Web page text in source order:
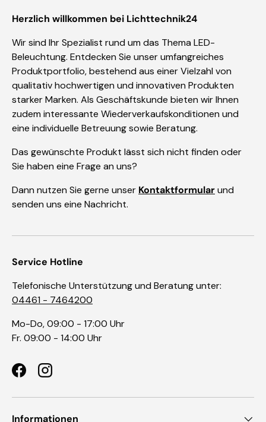
Herzlich willkommen bei Lichttechnik24
Wir sind Ihr Spezialist rund um das Thema LED-
Beleuchtung. Entdecken Sie unser umfangreiches
Produktportfolio, bestehend aus einer Vielzahl von
qualitativ hochwertigen und innovativen Produkten
starker Marken. Als Geschäftskunde bieten wir Ihnen
zudem interessante Wiederverkaufskonditionen und
eine individuelle Betreuung sowie Beratung.
Das gewünschte Produkt lässt sich nicht finden oder
Sie haben eine Frage an uns?
Dann nutzen Sie gerne unser Kontaktformularund
senden uns eine Nachricht.
Service Hotline
Telefonische Unterstützung und Beratung unter:
04461 - 7464200
Mo-Do, 09:00 - 17:00 Uhr
Fr. 09:00 - 14:00 Uhr
FacebookInstagram
Informationen